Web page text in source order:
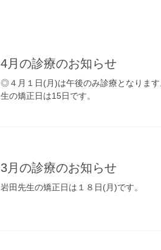
4月の診療のお知らせ
◎４月１日(月)は午後のみ診療となりま
生の矯正日は15日です。
3月の診療のお知らせ
岩田先生の矯正日は１８日(月)です。